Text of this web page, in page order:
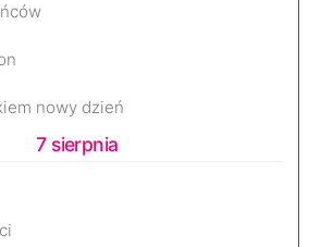
nowy dzień
7 sierpnia